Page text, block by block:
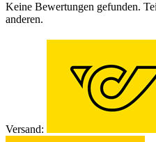
Keine Bewertungen gefunden.
anderen.
Versand: